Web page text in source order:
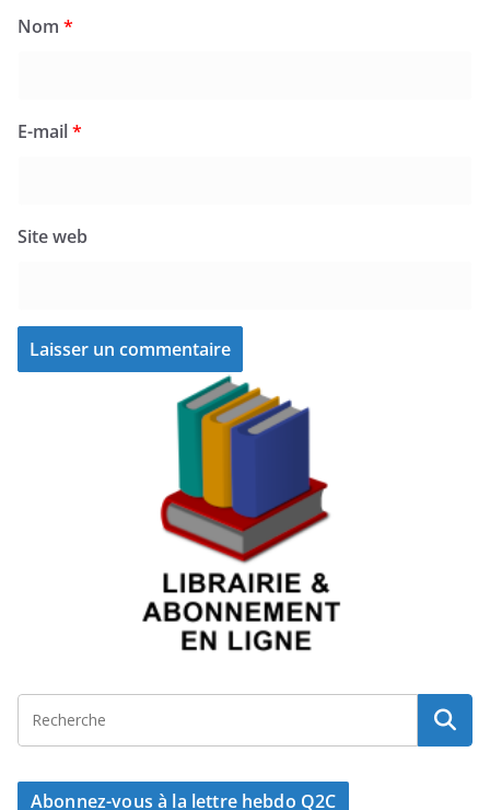
Nom *
E-mail*
Site web
Abonnez-vous à la lettre hebdo Q2C